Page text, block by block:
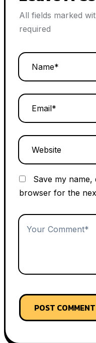
All fields marked
required
Save my name,
browser for the
POST COMMENT